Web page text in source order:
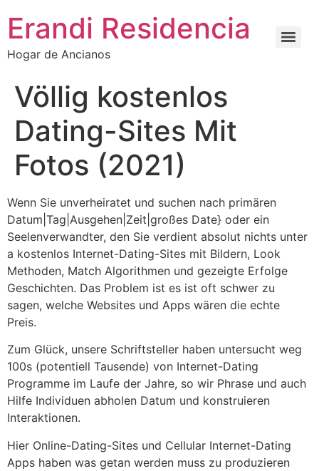
Erandi Residencia
Hogar de Ancianos
Völlig kostenlos
Dating-Sites Mit
Fotos (2021)
Wenn Sie unverheiratet und suchen nach primären
Datum|Tag|Ausgehen|Zeit|großes Date} oder ein
Seelenverwandter, den Sie verdient absolut nichts unter
a kostenlos Internet-Dating-Sites mit Bildern, Look
Methoden, Match Algorithmen und gezeigte Erfolge
Geschichten. Das Problem ist es ist oft schwer zu
sagen, welche Websites und Apps wären die echte
Preis.
Zum Glück, unsere Schriftsteller haben untersucht weg
100s (potentiell Tausende) von Internet-Dating
Programme im Laufe der Jahre, so wir Phrase und auch
Hilfe Individuen abholen Datum und konstruieren
Interaktionen.
Hier Online-Dating-Sites und Cellular Internet-Dating
Apps haben was getan werden muss zu produzieren